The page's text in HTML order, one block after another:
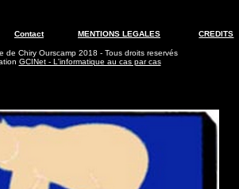
Contact MENTIONS LEGALES CREDITS
de Chiry Ourscamp 2018 - Tous droits reservés
GCINet - L'informatique au cas par cas